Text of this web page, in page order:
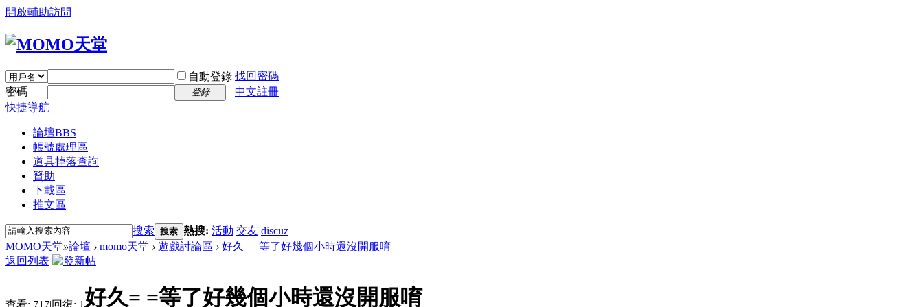
開啟輔助訪問
自動登錄 找回密碼
密碼
登錄
中文註冊
快捷導航
論壇BBS
帳號處理區
道具掉落查詢
贊助
下載區
推文區
搜索 搜索 熱搜: 活動 交友 discuz
MOMO天堂»論壇 › momo天堂 › 遊戲討論區 › 好久= =等了好幾個小時還沒開服唷
返回列表
查看: 717|回復: 1好久= =等了好幾個小時還沒開服唷